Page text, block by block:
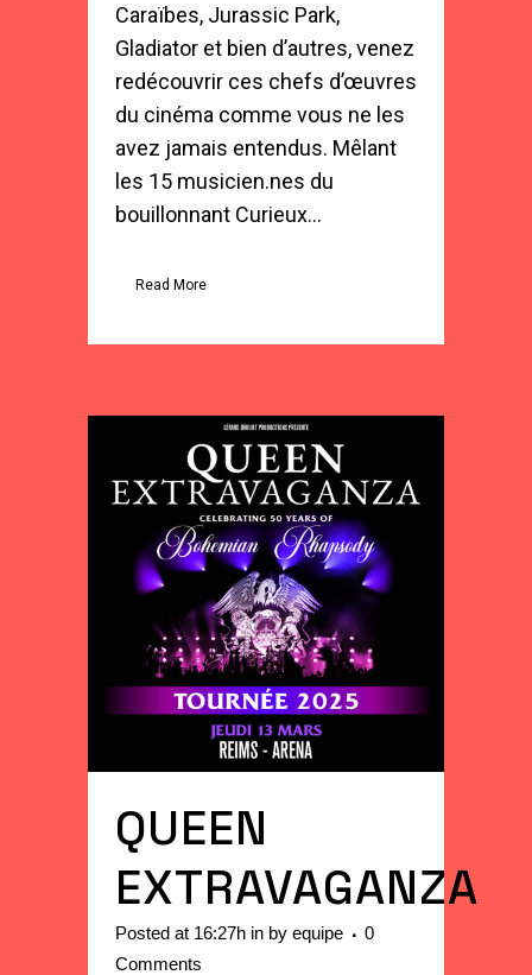
Caraïbes, Jurassic Park,
Gladiator et bien d’autres, venez
redécouvrir ces chefs d’œuvres
du cinéma comme vous ne les
avez jamais entendus. Mêlant
les 15 musicien.nes du
bouillonnant Curieux...
Read More
QUEEN
EXTRAVAGANZA
Posted at 16:27h in by equipe
0
Comments